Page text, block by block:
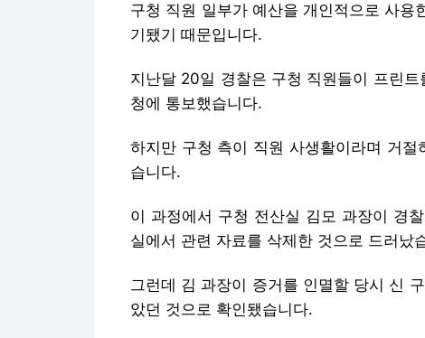
구청 직원 일부가 예산을 개인적으로 사
기됐기 때문입니다.
지난달 20일 경찰은 구청 직원들이 프린
청에 통보했습니다.
하지만 구청 측이 직원 사생활이라며 거
습니다.
이 과정에서 구청 전산실 김모 과장이 경
실에서 관련 자료를 삭제한 것으로 드러났
그런데 김 과장이 증거를 인멸할 당시 신
았던 것으로 확인됐습니다.